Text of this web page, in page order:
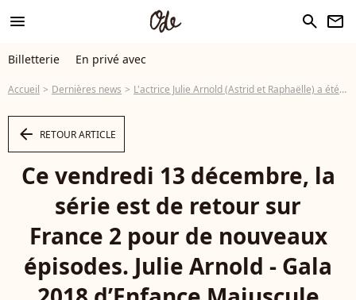
menu search newsletter
Billetterie En privé avec
Accueil Dernières news L'actrice Julie Arnold (Astrid et Raphaëlle) a été en couple avec un animateur que vous connaissez tous !
arrow_left RETOUR ARTICLE
Ce vendredi 13 décembre, la
série est de retour sur
France 2 pour de nouveaux
épisodes. Julie Arnold - Gala